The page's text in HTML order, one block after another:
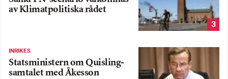
av Klimatpolitiska rådet
3
INRIKES
Statsministern om Quisling-
samtalet med Åkesson